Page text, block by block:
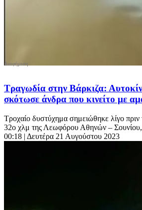
Tραγωδία στην Βάρκιζα:
σκότωσε άνδρα που κινείτο με
Τροχαίο δυστύχημα σημειώθηκε λίγο πριν
32ο χλμ της Λεωφόρου Αθηνών –
00:18 | Δευτέρα 21 Αυγούστου 2023